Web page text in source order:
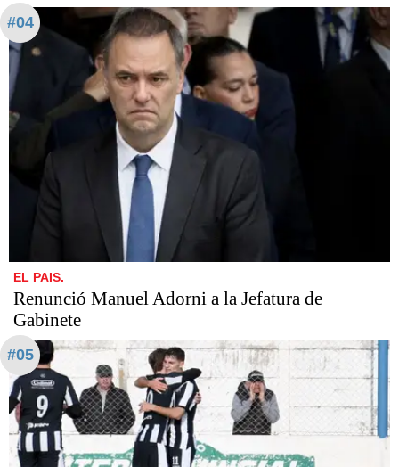
#04
EL PAIS.
Renunció Manuel Adorni a la Jefatura de
Gabinete
#05